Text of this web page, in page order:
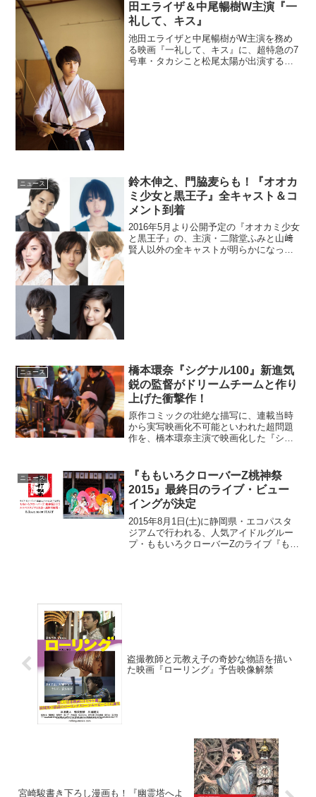
田エライザ＆中尾暢樹W主演『一
礼して、キス』
池田エライザと中尾暢樹がW主演を務め
る映画『一礼して、キス』に、超特急の7
号車・タカシこと松尾太陽が出演するこ
ニュース
鈴木伸之、門脇麦らも！『オオカ
ミ少女と黒王子』全キャスト＆コ
メント到着
2016年5月より公開予定の『オオカミ少女
と黒王子』の、主演・二階堂ふみと山﨑
賢人以外の全キャストが明らかになって
ニュース
橋本環奈『シグナル100』新進気
鋭の監督がドリームチームと作り
上げた衝撃作！
原作コミックの壮絶な描写に、連載当時
から実写映画化不可能といわれた超問題
作を、橋本環奈主演で映画化した『シグ
彷彿？！新進気鋭の監督がドリームチー
ムで新たな衝撃...
ニュース
『ももいろクローバーZ桃神祭
2015』最終日のライブ・ビュー
イングが決定
2015年8月1日(土)に静岡県・エコパスタ
ジアムで行われる、人気アイドルグルー
プ・ももいろクローバーZのライブ『もも
盗撮教師と元教え子の奇妙な物語を描い
た映画『ローリング』予告映像解禁
宮崎駿書き下ろし漫画も！『幽霊塔へよ